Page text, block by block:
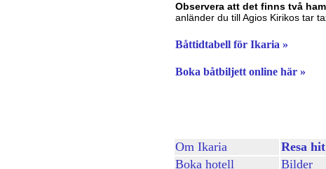
Observera att det finns två
anländer du till Agios Kirikos tar
Båttidtabell för Ikaria »
Boka båtbiljett online här »
Om Ikaria Resa hit
Boka hotell
Bilder